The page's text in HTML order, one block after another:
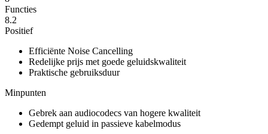
Functies
8.2
Positief
Efficiënte Noise Cancelling
Redelijke prijs met goede geluidskwaliteit
Praktische gebruiksduur
Minpunten
Gebrek aan audiocodecs van hogere kwaliteit
Gedempt geluid in passieve kabelmodus